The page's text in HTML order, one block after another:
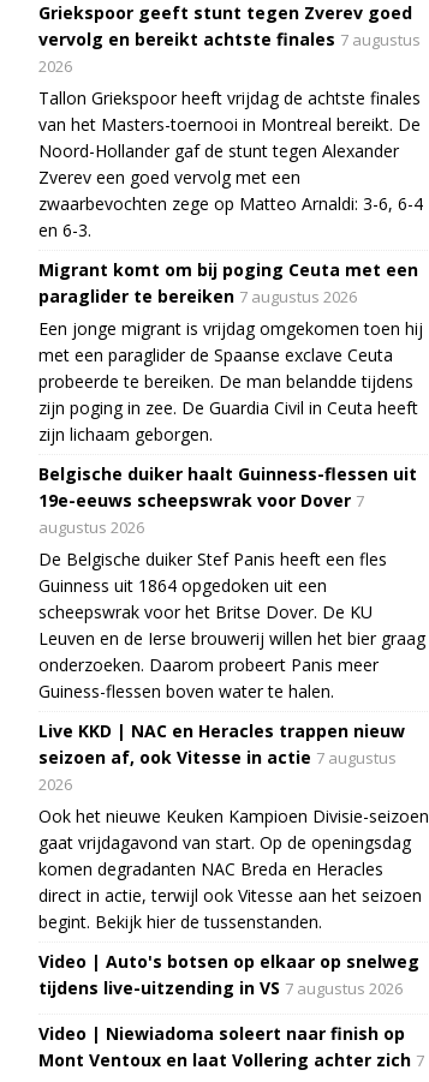
Griekspoor geeft stunt tegen Zverev goed
vervolg en bereikt achtste finales 7 augustus
2026
Tallon Griekspoor heeft vrijdag de achtste finales
van het Masters-toernooi in Montreal bereikt. De
Noord-Hollander gaf de stunt tegen Alexander
Zverev een goed vervolg met een
zwaarbevochten zege op Matteo Arnaldi: 3-6, 6-4
en 6-3.
Migrant komt om bij poging Ceuta met een
paraglider te bereiken 7 augustus 2026
Een jonge migrant is vrijdag omgekomen toen hij
met een paraglider de Spaanse exclave Ceuta
probeerde te bereiken. De man belandde tijdens
zijn poging in zee. De Guardia Civil in Ceuta heeft
zijn lichaam geborgen.
Belgische duiker haalt Guinness-flessen uit
19e-eeuws scheepswrak voor Dover 7
augustus 2026
De Belgische duiker Stef Panis heeft een fles
Guinness uit 1864 opgedoken uit een
scheepswrak voor het Britse Dover. De KU
Leuven en de Ierse brouwerij willen het bier graag
onderzoeken. Daarom probeert Panis meer
Guiness-flessen boven water te halen.
Live KKD | NAC en Heracles trappen nieuw
seizoen af, ook Vitesse in actie 7 augustus
2026
Ook het nieuwe Keuken Kampioen Divisie-seizoen
gaat vrijdagavond van start. Op de openingsdag
komen degradanten NAC Breda en Heracles
direct in actie, terwijl ook Vitesse aan het seizoen
begint. Bekijk hier de tussenstanden.
Video | Auto's botsen op elkaar op snelweg
tijdens live-uitzending in VS 7 augustus 2026
Video | Niewiadoma soleert naar finish op
Mont Ventoux en laat Vollering achter zich 7